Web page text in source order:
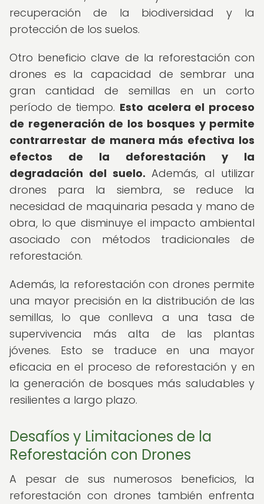
recuperación de la biodiversidad y la
protección de los suelos.
Otro beneficio clave de la reforestación con
drones es la capacidad de sembrar una
gran cantidad de semillas en un corto
período de tiempo. Esto acelera el proceso
de regeneración de los bosques y permite
contrarrestar de manera más efectiva los
efectos de la deforestación y la
degradación del suelo. Además, al utilizar
drones para la siembra, se reduce la
necesidad de maquinaria pesada y mano de
obra, lo que disminuye el impacto ambiental
asociado con métodos tradicionales de
reforestación.
Además, la reforestación con drones permite
una mayor precisión en la distribución de las
semillas, lo que conlleva a una tasa de
supervivencia más alta de las plantas
jóvenes. Esto se traduce en una mayor
eficacia en el proceso de reforestación y en
la generación de bosques más saludables y
resilientes a largo plazo.
Desafíos y Limitaciones de la
Reforestación con Drones
A pesar de sus numerosos beneficios, la
reforestación con drones también enfrenta